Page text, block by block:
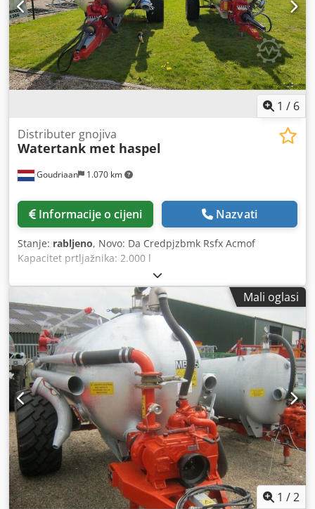
1 / 6
Goudriaan 1.070 km
Distributer gnojiva
Watertank met haspel
Informacije o cijeni Nazvati
Stanje: rabljeno, Novo: Da Credpjzbmk Rsfx Acmof
Kapacitet prtljažnika: 2.000 l
Mali oglasi
1 /2